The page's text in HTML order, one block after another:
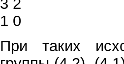
3 2
1 0
При таких